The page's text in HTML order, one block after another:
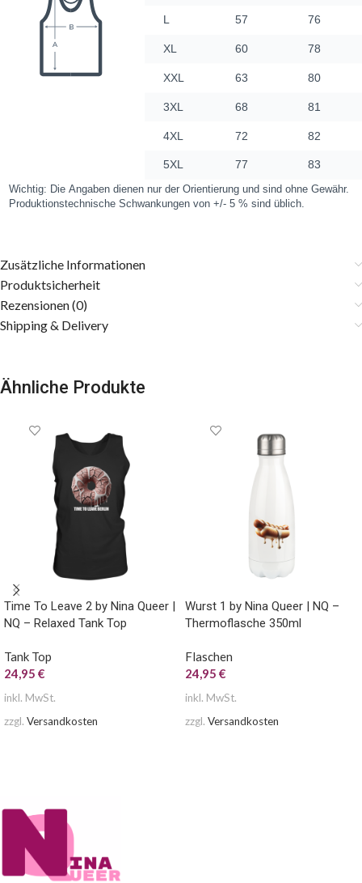
Zusätzliche Informationen
Produktsicherheit
Rezensionen (0)
Shipping & Delivery
Ähnliche Produkte
Time To Leave 2 by Nina Queer |
NQ – Relaxed Tank Top
Tank Top
24,95 €
inkl. MwSt.
zzgl. Versandkosten
Wurst 1 by Nina Queer | NQ –
Thermoflasche 350ml
Flaschen
24,95 €
inkl. MwSt.
zzgl. Versandkosten